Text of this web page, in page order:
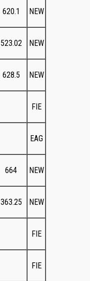
620.1 NEW
523.02 NEW
628.5 NEW
FIE
EAG
664 NEW
363.25 NEW
FIE
FIE